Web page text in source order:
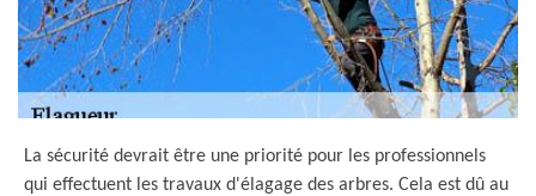
La sécurité devrait être une priorité pour les professionnels
qui effectuent les travaux d'élagage des arbres. Cela est dû au